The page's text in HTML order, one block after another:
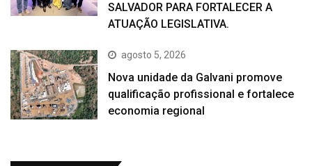
SALVADOR PARA FORTALECER A
ATUAÇÃO LEGISLATIVA.
agosto 5, 2026
Nova unidade da Galvani promove
qualificação profissional e fortalece
economia regional